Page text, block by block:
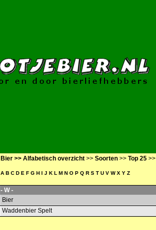
Bier >> Alfabetisch overzicht >> Soorten >> Top 25
A B C D E F G H I J K L M N O P Q R S T U V W X Y Z
- W -
Bier
Waddenbier Spelt